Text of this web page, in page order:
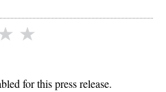
for this press release.